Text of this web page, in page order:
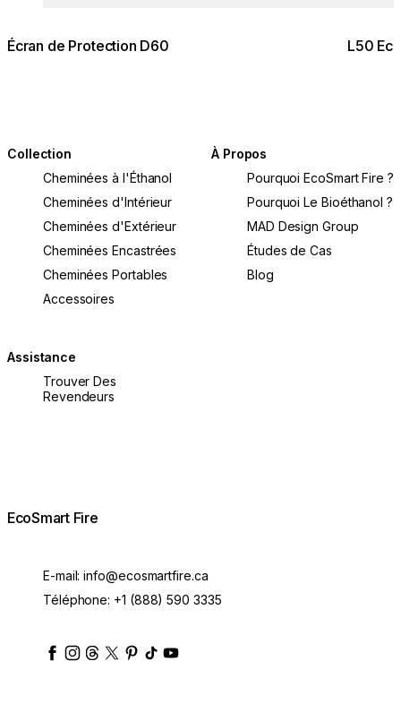
Écran de Protection D60 L50
Collection
Cheminées à l'Éthanol
Cheminées d'Intérieur
Cheminées d'Extérieur
Cheminées Encastrées
Cheminées Portables
Accessoires
À Propos
Pourquoi EcoSmart Fire ?
Pourquoi Le Bioéthanol ?
MAD Design Group
Études de Cas
Blog
Assistance
Trouver Des
Revendeurs
EcoSmart Fire
E-mail:info@ecosmartfire.ca
Téléphone: +1 (888) 590 3335
ecosmartfire
ecosmartfire
ecosmartfire
ecosmartfire
ecosmartfire
ecosmartfire
ecosmartfires